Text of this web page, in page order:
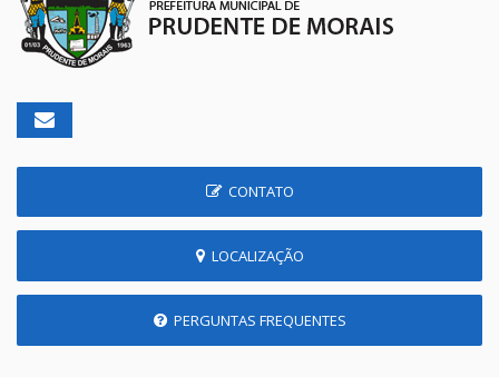
CONTATO
LOCALIZAÇÃO
PERGUNTAS FREQUENTES